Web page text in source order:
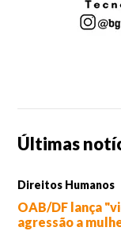
Últimas
Direitos Humanos
OAB/DF lança
agressão a